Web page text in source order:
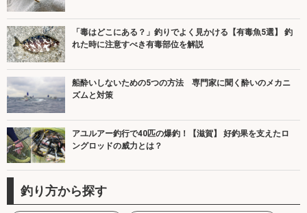
「毒はどこにある？」釣りでよく見かける【有毒魚5選】 釣
れた時に注意すべき有毒部位を解説
船酔いしないための5つの方法 専門家に聞く酔いのメカニ
ズムと対策
アユルアー釣行で40匹の爆釣！【滋賀】 好釣果を支えたロ
ングロッドの威力とは？
釣り方から探す